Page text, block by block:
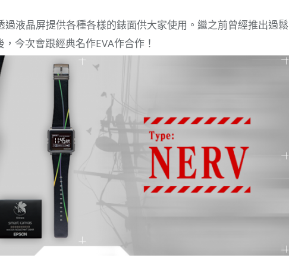
液晶屏提供各種各樣的錶面供大家使用。繼之前曾經推出過鬆
今次會跟經典名作EVA作合作！